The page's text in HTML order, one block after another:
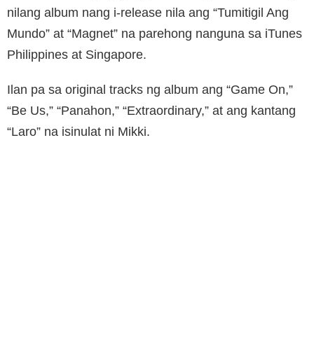
nilang album nang i-release nila ang “Tumitigil Ang
Mundo” at “Magnet” na parehong nanguna sa iTunes
Philippines at Singapore.
Ilan pa sa original tracks ng album ang “Game On,”
“Be Us,” “Panahon,” “Extraordinary,” at ang kantang
“Laro” na isinulat ni Mikki.